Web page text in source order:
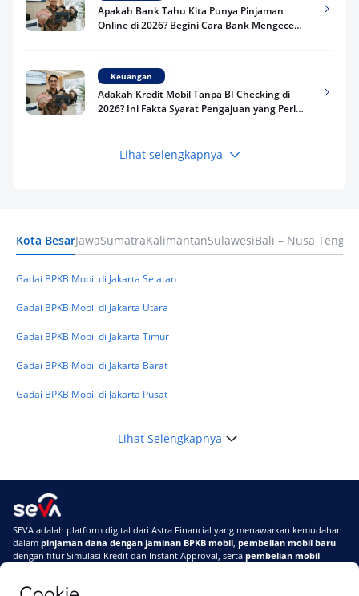
Apakah Bank Tahu Kita Punya Pinjaman
Online di 2026? Begini Cara Bank Mengecek
Keuangan
Adakah Kredit Mobil Tanpa BI Checking di
2026? Ini Fakta Syarat Pengajuan yang Perlu
Keuangan
Keuangan
Masuk BI Checking? Simak Peraturan
Lihat selengkapnya
Kota BesarJawaSumatraKalimantanSulawesiBali – Nusa
Gadai BPKB Mobil di Jakarta Selatan
Gadai BPKB Mobil di Jakarta Utara
Gadai BPKB Mobil di Jakarta Timur
Gadai BPKB Mobil di Jakarta Barat
Gadai BPKB Mobil di Jakarta Pusat
Lihat Selengkapnya
SEVA adalah platform digital dari Astra Financial yang menawarkan kemudahan
dalam pinjaman dana dengan jaminan BPKB mobil, pembelian mobil baru
dengan fitur Simulasi Kredit dan Instant Approval, serta pembelian mobil